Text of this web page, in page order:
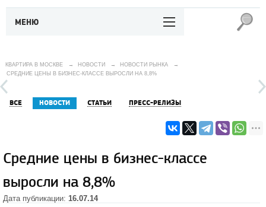
МЕНЮ
КВАРТИРА В МОСКВЕ → НОВОСТИ → НОВОСТИ РЫНКА
→
СРЕДНИЕ ЦЕНЫ В БИЗНЕС-КЛАССЕ ВЫРОСЛИ НА 8,8%
ВСЕ НОВОСТИ СТАТЬИ ПРЕСС-РЕЛИЗЫ
Средние цены в бизнес-классе
выросли на 8,8%
Дата публикации: 16.07.14